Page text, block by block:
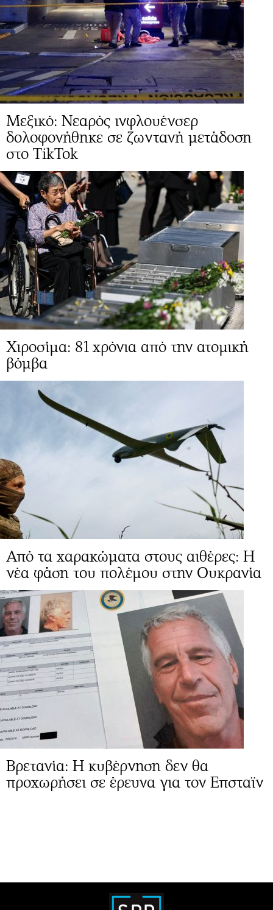
Μεξικό: Νεαρός ινφλουένσερ
δολοφονήθηκε σε ζωντανή μετάδοση
στο TikTok
Χιροσίμα: 81 χρόνια από την ατομική
βόμβα
Από τα χαρακώματα στους αιθέρες: Η
νέα φάση του πολέμου στην Ουκρανία
Βρετανία: Η κυβέρνηση δεν θα
προχωρήσει σε έρευνα για τον Επσταϊν